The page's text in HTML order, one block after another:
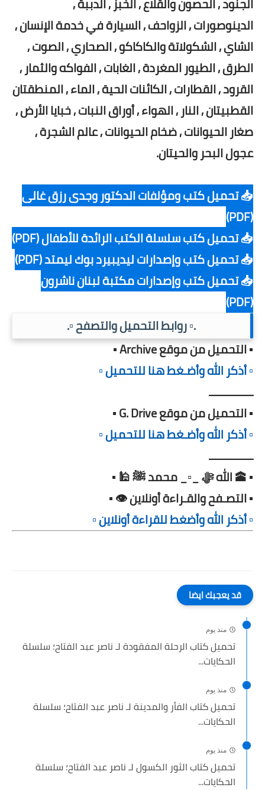
الدينوصورات , الزواحف , السيارة في خدمة الإنسان ,
الشاي , الشكولاتة والكاكاكو , الصحاري , الصوت ,
الطرق , الطيور المغردة , الغابات , الفواكه والثمار ,
القرود , القطارات , الكائنات الحية , الماء , المنطقتان
القطبيتان , النار , الهواء , أوراق النبات , خبايا الأرض ,
صغار الحيوانات , ضخام الحيوانات , عالم الشجرة ,
عجول البحر والحيتان.
📥 تحميل كتب ومؤلفات الدكتور وجدى رزق غالى
(PDF)
📥 تحميل كتب سلسلة الكتب الرائدة للأطفال (PDF)
📥 تحميل كتب وإصدارات ليديبيرد بوك ليمتد (PDF)
📥 تحميل كتب وإصدارات مكتبة لبنان ناشرون
(PDF)
.▫️ روابط التحميل والتصفح ▫️.
▪️ التحميل من موقع Archive ▪️
▫️ أذكر الله وأضـغط هنا للتحميل ▫️
ـــــــــــــــ
▪️ التحميل من موقع G. Drive ▪️
▫️ أذكر الله وأضـغط هنا للتحميل ▫️
ـــــــــــــــ
▪️ 🕋 الله ﷻ _▫️_ محمد ﷺ 🕌 ▪️
▪️ التصـفح والقـراءة أونلاين 👁️ ▪️
▫️ أذكر الله وأضغط للقراءة أونلاين ▫️
قد يعجبك ايضا
منذ يوم
تحميل كتاب الرحلة المفقودة لـ ناصر عبد الفتاح؛ سلسلة
الحكايات...
منذ يوم
تحميل كتاب الفأر والمدينة لـ ناصر عبد الفتاح؛ سلسلة
الحكايات...
منذ يوم
تحميل كتاب الثور الكسول لـ ناصر عبد الفتاح؛ سلسلة
الحكايات...